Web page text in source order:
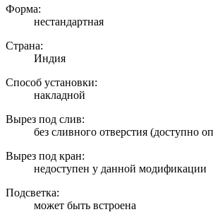
Форма:
нестандартная
Страна:
Индия
Способ установки:
накладной
Вырез под слив:
без сливного отверстия (доступно
Вырез под кран:
недоступен у данной модификации
Подсветка:
может быть встроена